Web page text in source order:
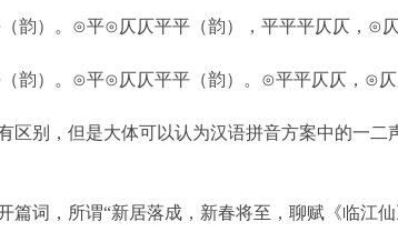
。⊙平⊙仄仄平平（韵），平平平仄仄，⊙仄
）。⊙平⊙仄仄平平（韵）。⊙平平仄仄，⊙仄
别，但是大体可以认为汉语拼音方案中的一二
词，所谓“新居落成，新春将至，聊赋《临江仙